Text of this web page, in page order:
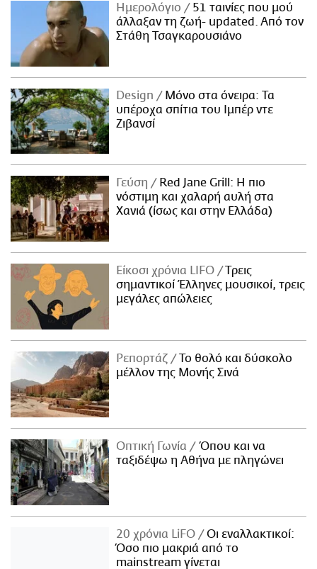
Ημερολόγιο
51 ταινίες που μού
άλλαξαν τη ζωή- updated. Aπό τον
Στάθη Τσαγκαρουσιάνο
Design
Μόνο στα όνειρα: Τα
υπέροχα σπίτια του Ιμπέρ ντε
Ζιβανσί
Γεύση
Red Jane Grill: Η πιο
νόστιμη και χαλαρή αυλή στα
Χανιά (ίσως και στην Ελλάδα)
Είκοσι χρόνια LIFO
Tρεις
σημαντικοί Έλληνες μουσικοί, τρεις
μεγάλες απώλειες
Ρεπορτάζ
Το θολό και δύσκολο
μέλλον της Μονής Σινά
Οπτική Γωνία
Όπου και να
ταξιδέψω η Αθήνα με πληγώνει
20 χρόνια LiFO
Οι εναλλακτικοί:
Όσο πιο μακριά από το
mainstream γίνεται